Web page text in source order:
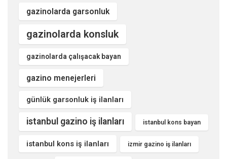
gazinolarda garsonluk
gazinolarda konsluk
gazinolarda çalışacak bayan
gazino menejerleri
günlük garsonluk iş ilanları
istanbul gazino iş ilanları istanbul kons bayan
istanbul kons iş ilanları izmir gazino iş ilanları